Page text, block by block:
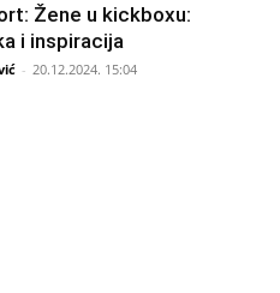
Žene u kickboxu:
i inspiracija
- 20.12.2024. 15:04